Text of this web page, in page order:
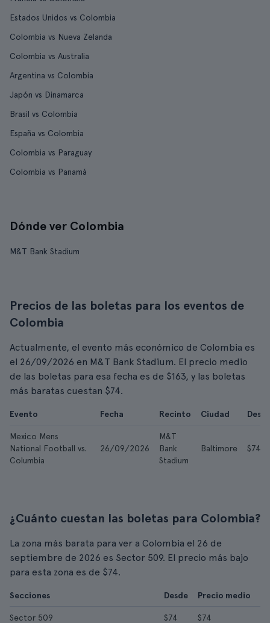
Estados Unidos vs Colombia
Colombia vs Nueva Zelanda
Colombia vs Australia
Argentina vs Colombia
Japón vs Dinamarca
Brasil vs Colombia
España vs Colombia
Colombia vs Paraguay
Colombia vs Panamá
Dónde ver Colombia
M&T Bank Stadium
Precios de las boletas para los eventos de
Colombia
Actualmente, el evento más económico de Colombia es
el 26/09/2026 en M&T Bank Stadium. El precio medio
de las boletas para esa fecha es de $163, y las boletas
más baratas cuestan $74.
Evento Fecha Recinto Ciudad
Mexico Mens
National Football vs.
Columbia
26/09/2026
M&T
Bank
Stadium
Baltimore $74
¿Cuánto cuestan las boletas para Colombia?
La zona más barata para ver a Colombia el 26 de
septiembre de 2026 es Sector 509. El precio más bajo
para esta zona es de $74.
Secciones Desde Precio medio
Sector 509 $74 $74